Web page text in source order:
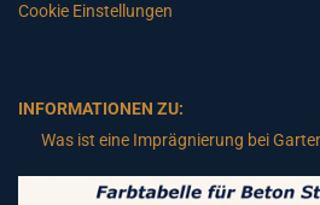
Cookie Einstellungen
INFORMATIONEN ZU:
Was ist eine Imprägnierung bei